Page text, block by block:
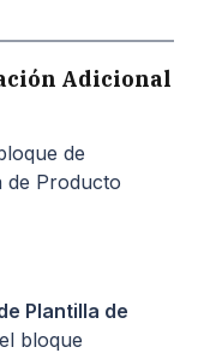
Adicional
de
de Producto
Plantilla de
bloque